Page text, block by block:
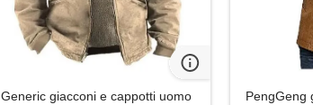
Generic giacconi e cappotti uomo
PengGeng